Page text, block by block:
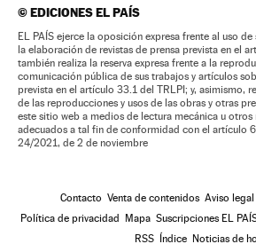
©EDICIONES EL PAÍS
EL PAÍS ejerce la oposición expresa frente al uso
la elaboración de revistas de prensa prevista en el
también realiza la reserva expresa frente a la
comunicación pública de sus trabajos y artículos
prevista en el artículo 33.1 del TRLPI; y, asimismo,
de las reproducciones y usos de las obras y otras
este sitio web a medios de lectura mecánica u otros
adecuados a tal fin de conformidad con el artículo
24/2021, de 2 de noviembre
Contacto Venta de contenidos Aviso legal
Política de privacidad Mapa Suscripciones EL
RSS Índice Noticias de